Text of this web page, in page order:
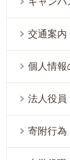
交通案内
個人情報
法人役員
寄附行為